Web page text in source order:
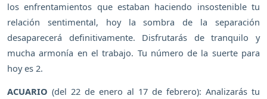
los enfrentamientos que estaban haciendo insostenible tu
relación sentimental, hoy la sombra de la separación
desaparecerá definitivamente. Disfrutarás de tranquilo y
mucha armonía en el trabajo. Tu número de la suerte para
hoy es 2.
ACUARIO (del 22 de enero al 17 de febrero): Analizarás tu